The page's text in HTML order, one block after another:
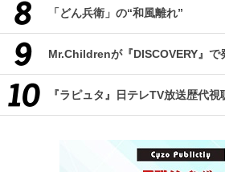
「どん兵衛」の“和風離れ”
Mr.Childrenが『DISCOVERY』で
『ラピュタ』日テレTV放送歴代視